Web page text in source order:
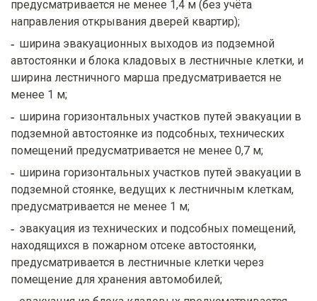
предусматривается не менее 1,4 м (без учёта
направления открывания дверей квартир);
ширина эвакуационных выходов из подземной
автостоянки и блока кладовых в лестничные клетки, и
ширина лестничного марша предусматривается не
менее 1 м;
ширина горизонтальных участков путей эвакуации в
подземной автостоянке из подсобных, технических
помещений предусматривается не менее 0,7 м;
ширина горизонтальных участков путей эвакуации в
подземной стоянке, ведущих к лестничным клеткам,
предусматривается не менее 1 м;
эвакуация из технических и подсобных помещений,
находящихся в пожарном отсеке автостоянки,
предусматривается в лестничные клетки через
помещение для хранения автомобилей;